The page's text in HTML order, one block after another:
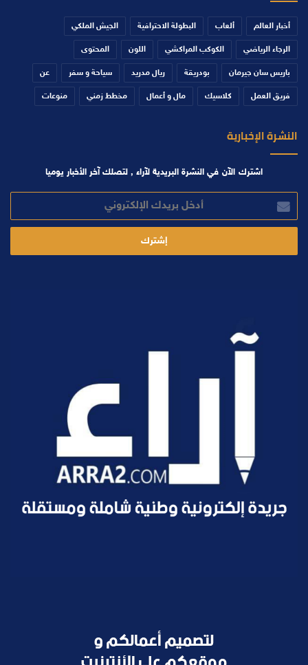
أخبار العالم ألعاب البطولة الاحترافية الجيش الملكي
الرجاء الرياضي الكوكب المراكشي اللون المحتوى
باريس سان جيرمان بودريقة ريال مدريد سياحة و سفر عن
فريق العمل كلاسيك مال و أعمال مخطط زمني منوعات
النشرة الإخبارية
اشترك الآن في النشرة البريدية لآراء , لتصلك آخر الأخبار يوميا
بريدك
الإلكتروني